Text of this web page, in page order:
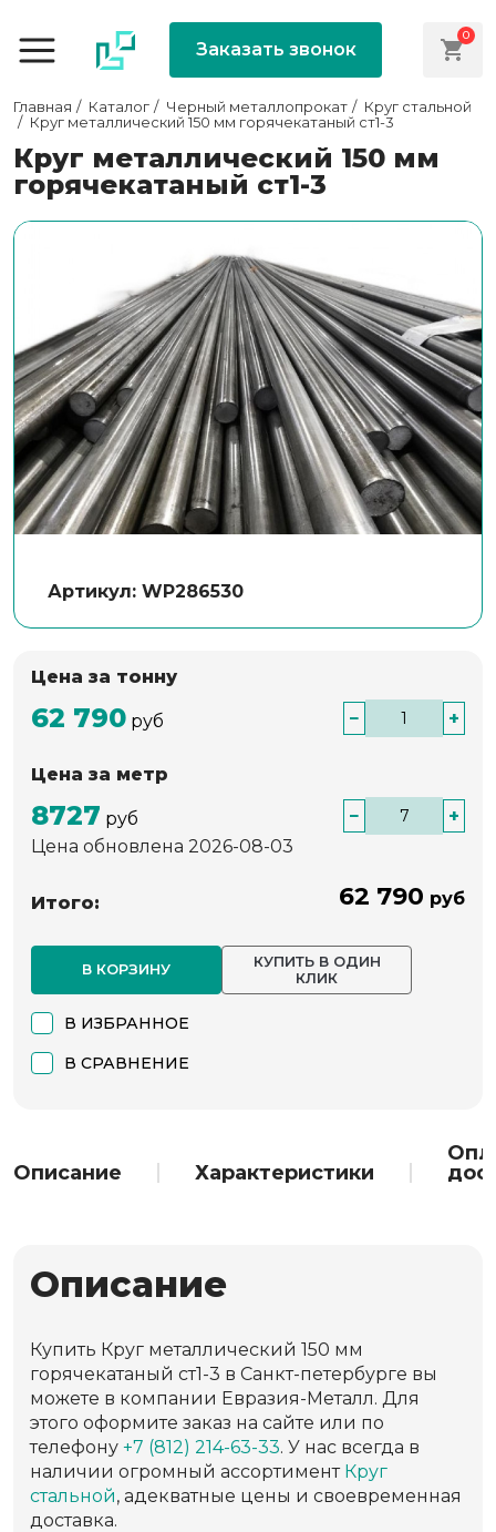
Заказать звонок
0
Главная Каталог Черный металлопрокат
Круг стальной
Круг металлический 150 мм горячекатаный ст1-3
Круг металлический 150 мм
горячекатаный ст1-3
Артикул: WP286530
Цена за тонну
62 790 руб − +
Цена за метр
8727 руб −
+
Цена обновлена 2026-08-03
Итого: 62 790 руб
В КОРЗИНУ
КУПИТЬ В ОДИН
КЛИК
В ИЗБРАННОЕ
В СРАВНЕНИЕ
Описание Характеристики
Описание
Купить Круг металлический 150 мм
горячекатаный ст1-3 в Санкт-петербурге вы
можете в компании Евразия-Металл. Для
этого оформите заказ на сайте или по
телефону +7 (812) 214-63-33. У нас всегда в
наличии огромный ассортимент Круг
стальной, адекватные цены и своевременная
доставка.